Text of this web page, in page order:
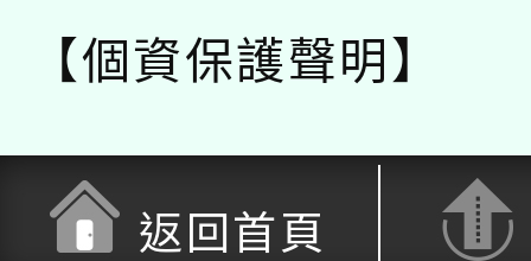
【個資保護聲明】
返回首頁